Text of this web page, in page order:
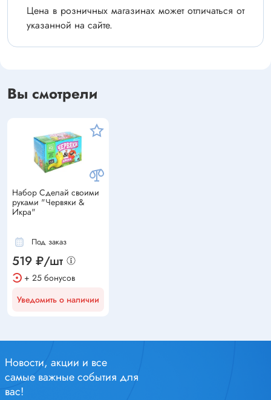
Цена в розничных магазинах может отличаться от
указанной на сайте.
Вы смотрели
Набор Сделай своими
руками "Червяки &
Икра"
Под заказ
519 ₽/шт
+ 25 бонусов
Уведомить о наличии
Новости, акции и все
самые важные события для
вас!